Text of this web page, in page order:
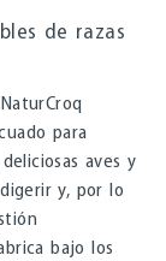
de razas
para
aves y
y, por lo
bajo los